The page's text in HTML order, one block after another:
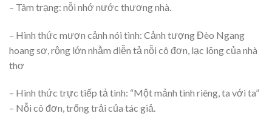
– Tâm trạng: nỗi nhớ nước thương nhà.
– Hình thức mượn cảnh nói tình: Cảnh tượng Đèo Ngang
hoang sơ, rộng lớn nhằm diễn tả nỗi cô đơn, lạc lõng của nhà
thơ
– Hình thức trực tiếp tả tình: “Một mảnh tình riêng, ta với ta”
– Nỗi cô đơn, trống trải của tác giả.